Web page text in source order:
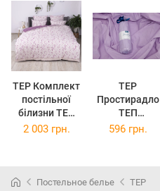
TEP Комплект
постільної
білизни ТЕП
євро 200x215
ь Ранфорс
TEP
Простирадло
ТЕП
Натхнення на
(2-
2 003 грн. 596 грн.
Постельное белье TEP